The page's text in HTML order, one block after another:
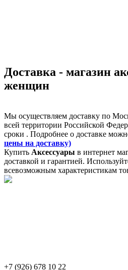
Доставка - магазин
женщин
Мы осуществляем доставку по
всей территории Российской
сроки . Подробнее о доставке
цены на доставку)
Купить Аксессуары в интернет
доставкой и гарантией.
всевозможным характеристикам
+7 (926) 678 10 22